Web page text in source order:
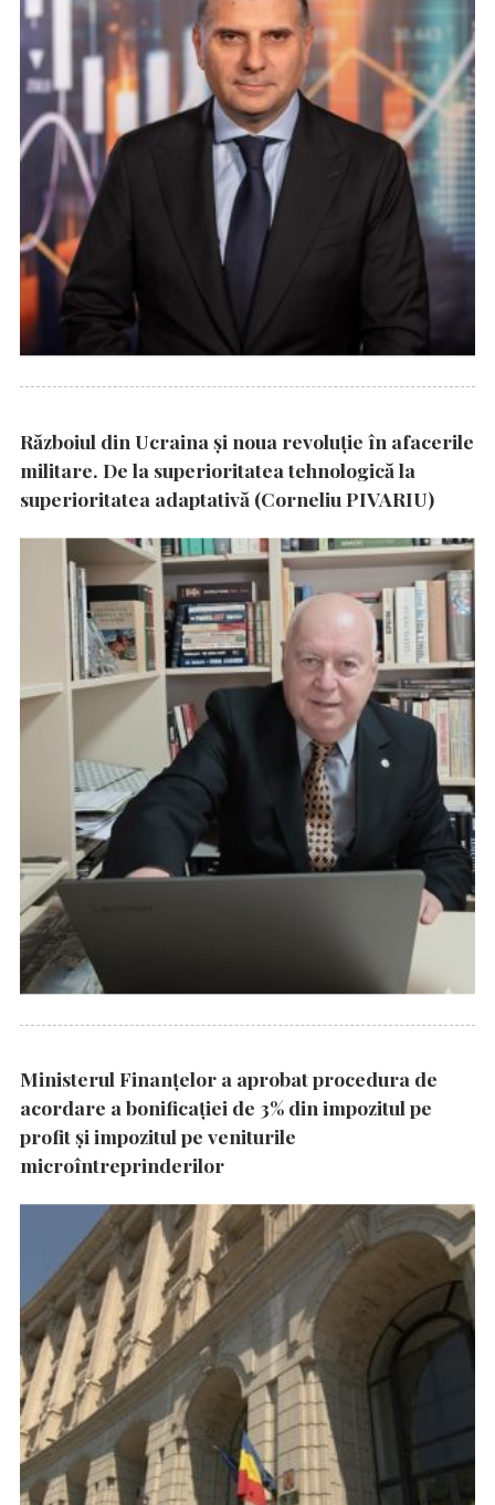
Războiul din Ucraina și noua revoluție în afacerile
militare. De la superioritatea tehnologică la
superioritatea adaptativă (Corneliu PIVARIU)
Ministerul Finanțelor a aprobat procedura de
acordare a bonificației de 3% din impozitul pe
profit și impozitul pe veniturile
microîntreprinderilor